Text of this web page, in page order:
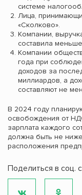
системе
Лица,
«Сколково».
Компании,
составила
Компании
года при
доходов за
миллиардов, а
составляют не
В 2024 году
освобождения от
зарплата каждого
должна быть не
расположения
Поделиться в соц.